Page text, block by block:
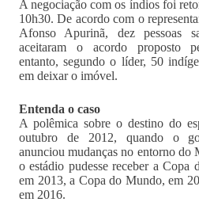
A negociação com os índios foi
10h30. De acordo com o
Afonso Apurinã, dez pessoas
aceitaram o acordo proposto
entanto, segundo o líder, 50
em deixar o imóvel.
Entenda o caso
A polêmica sobre o destino do
outubro de 2012, quando o
anunciou mudanças no entorno do
o estádio pudesse receber a Copa
em 2013, a Copa do Mundo, em
em 2016.